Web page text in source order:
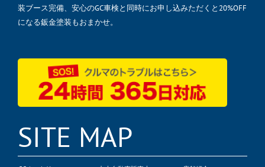
装ブース完備、安心のGC車検と同時にお申し込みただくと20%OFF
になる鈑金塗装もおまかせ。
SITE MAP